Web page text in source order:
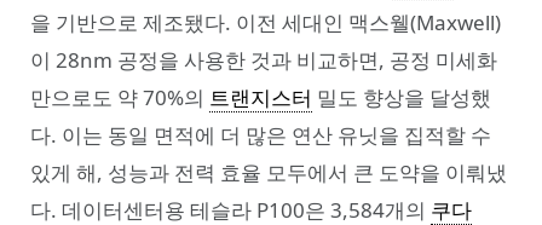
을 기반으로 제조됐다. 이전 세대인 맥스웰(Maxwell)
이 28nm 공정을 사용한 것과 비교하면, 공정 미세화
만으로도 약 70%의 트랜지스터 밀도 향상을 달성했
다. 이는 동일 면적에 더 많은 연산 유닛을 집적할 수
있게 해, 성능과 전력 효율 모두에서 큰 도약을 이뤄냈
다. 데이터센터용 테슬라 P100은 3,584개의 쿠다